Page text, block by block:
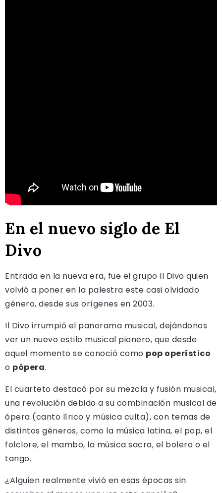
En el nuevo siglo de El
Divo
Entrada en la nueva era, fue el grupo Il Divo quien
volvió a poner en la palestra este casi olvidado
género, desde sus orígenes en 2003.
Il Divo irrumpió el panorama musical, dejándonos
ver un nuevo estilo musical pionero, que desde
aquel momento se conoció como pop operístico
o pópera.
El cuarteto destacó por su mezcla y fusión musical,
una revolución debido a su combinación musical de
ópera (canto lírico y música culta), con temas de
distintos géneros, como la música latina, el pop, el
folclore, el mambo, la música sacra, el bolero o el
tango.
¿Alguien realmente vivió en esas épocas sin